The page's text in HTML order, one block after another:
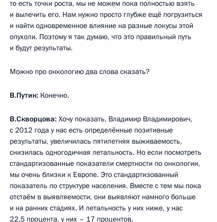
то есть точки роста, мы не можем пока полностью взять
и вылечить его. Нам нужно просто глубже ещё погрузиться
и найти одновременное влияние на разные локусы этой
опухоли. Поэтому я так думаю, что это правильный путь
и будут результаты.
Можно про онкологию два слова сказать?
В.Путин: Конечно.
В.Скворцова: Хочу показать, Владимир Владимирович,
с 2012 года у нас есть определённые позитивные
результаты, увеличилась пятилетняя выживаемость,
снизилась одногодичная летальность. Но если посмотреть
стандартизованные показатели смертности по онкологии,
мы очень близки к Европе. Это стандартизованный
показатель по структуре населения. Вместе с тем мы пока
отстаём в выявляемости, они выявляют намного больше
и на ранних стадиях. И летальность у них ниже, у нас
22,5 процента, у них – 17 процентов.